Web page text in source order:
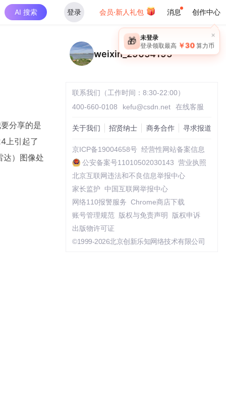
AI 搜索 登录 会员·新人礼包 消息 创作中心
×
🎁 未登录
登录领取最高 ￥30 算力币
分享的是
上引起了
达）图像处
weixin_29054195
联系我们（工作时间：8:30-22:00）
400-660-0108
kefu@csdn.net 在线客服
关于我们 招贤纳士 商务合作 寻求报道
京ICP备19004658号 经营性网站备案信息
公安备案号11010502030143 营业执照
北京互联网违法和不良信息举报中心
家长监护
中国互联网举报中心
网络110报警服务 Chrome商店下载
账号管理规范
版权与免责声明
版权申诉
出版物许可证
©1999-2026北京创新乐知网络技术有限公司